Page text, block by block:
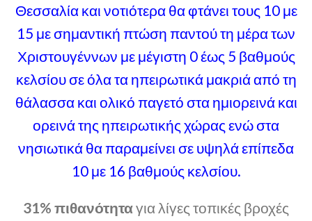
Θεσσαλία και νοτιότερα θα φτάνει τους 10 με
15 με σημαντική πτώση παντού τη μέρα των
Χριστουγέννων με μέγιστη 0 έως 5 βαθμούς
κελσίου σε όλα τα ηπειρωτικά μακριά από τη
θάλασσα και ολικό παγετό στα ημιορεινά και
ορεινά της ηπειρωτικής χώρας ενώ στα
νησιωτικά θα παραμείνει σε υψηλά επίπεδα
10 με 16 βαθμούς κελσίου.
31% πιθανότηταγια λίγες τοπικές βροχές